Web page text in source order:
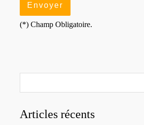
(*) Champ Obligatoire.
Articles récents